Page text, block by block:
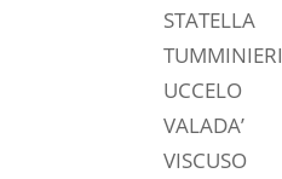
STATELLA
TUMMINIERI
UCCELO
VALADA’
VISCUSO